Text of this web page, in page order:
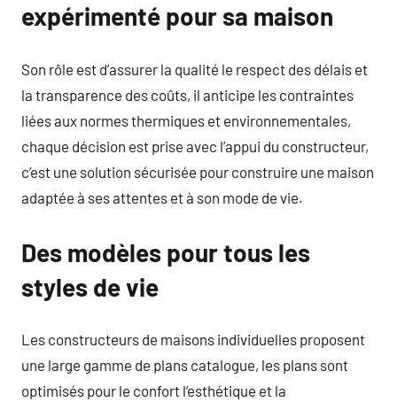
expérimenté pour sa maison
Son rôle est d’assurer la qualité le respect des délais et
la transparence des coûts, il anticipe les contraintes
liées aux normes thermiques et environnementales,
chaque décision est prise avec l’appui du constructeur,
c’est une solution sécurisée pour construire une maison
adaptée à ses attentes et à son mode de vie.
Des modèles pour tous les
styles de vie
Les constructeurs de maisons individuelles proposent
une large gamme de plans catalogue, les plans sont
optimisés pour le confort l’esthétique et la